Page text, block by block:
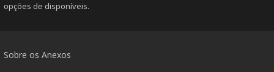
opções de disponíveis.
Sobre os Anexos